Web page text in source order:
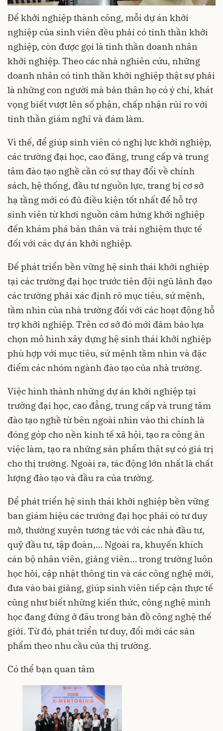
Để khởi nghiệp thành công, mỗi dự án khởi
nghiệp của sinh viên đều phải có tinh thần khởi
nghiệp, còn được gọi là tinh thần doanh nhân
khởi nghiệp. Theo các nhà nghiên cứu, những
doanh nhân có tinh thần khởi nghiệp thật sự phải
là những con người mà bản thân họ có ý chí, khát
vọng biết vượt lên số phận, chấp nhận rủi ro với
tinh thần giám nghĩ và dám làm.
Vì thế, để giúp sinh viên có nghị lực khởi nghiệp,
các trường đại học, cao đăng, trung cấp và trung
tâm đào tạo nghề cần có sự thay đổi về chính
sách, hệ thống, đầu tư nguồn lực, trang bị cơ sở
hạ tầng mới có đủ điều kiện tốt nhất để hỗ trợ
sinh viên từ khơi nguồn cảm hứng khởi nghiệp
đến khám phá bản thân và trải nghiệm thực tế
đối với các dự án khởi nghiệp.
Để phát triển bền vững hệ sinh thái khởi nghiệp
tại các trường đại học trước tiên đội ngũ lãnh đạo
các trường phải xác định rõ mục tiêu, sứ mệnh,
tầm nhìn của nhà trường đối với các hoạt động hỗ
trợ khởi nghiệp. Trên cơ sở đó mới đảm bảo lựa
chọn mô hình xây dựng hệ sinh thái khởi nghiệp
phù hợp với mục tiêu, sứ mệnh tầm nhìn và đặc
điểm các nhóm ngành đào tạo của nhà trường.
Việc hình thành những dự án khởi nghiệp tại
trường đại học, cao đẳng, trung cấp và trung tâm
đào tạo nghề từ bên ngoài nhìn vào thì chính là
đóng góp cho nền kinh tế xã hội, tạo ra công ăn
việc làm, tạo ra những sản phẩm thật sự có giá trị
cho thị trường. Ngoài ra, tác động lớn nhất là chất
lượng đào tạo và đầu ra của trường.
Để phát triển hệ sinh thái khởi nghiệp bền vững
ban giám hiệu các trường đại học phải có tư duy
mở, thường xuyên tương tác với các nhà đầu tư,
quỹ đầu tư, tập đoàn,… Ngoài ra, khuyến khích
cán bộ nhân viên, giảng viên… trong trường luôn
học hỏi, cập nhật thông tin và các công nghệ mới,
đưa vào bài giảng, giúp sinh viên tiếp cận thực tế
cũng như biết những kiến thức, công nghệ mình
học đang đứng ở đâu trong bản đồ công nghệ thế
giới. Từ đó, phát triển tư duy, đổi mới các sản
phẩm theo nhu cầu của thị trường.
Có thể bạn quan tâm